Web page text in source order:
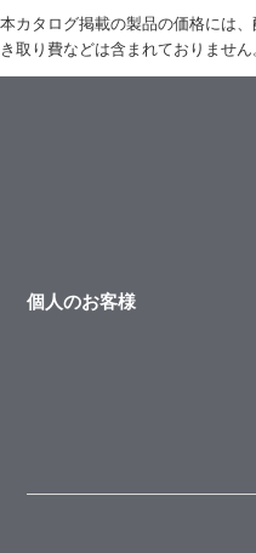
本カタログ掲載の製品の価格には
き取り費などは含まれておりません
個人のお客様